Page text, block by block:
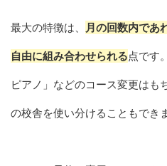
最大の特徴は、 月の回数内であ
自由に組み合わせられる点です
ピアノ」などのコース変更はも
の校舎を使い分けることもでき